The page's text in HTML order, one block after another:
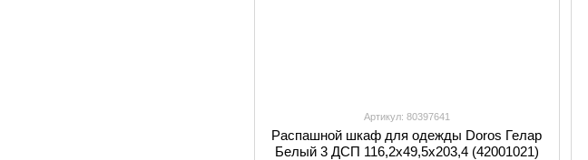
Артикул: 80397641
Распашной шкаф для одежды Doros Гелар
Белый 3 ДСП 116,2х49,5х203,4 (42001021)